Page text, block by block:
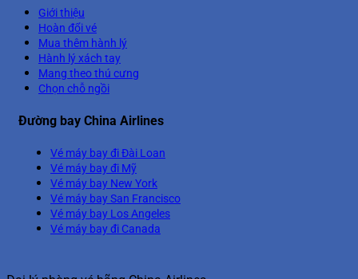
Giới thiệu
Hoàn đổi vé
Mua thêm hành lý
Hành lý xách tay
Mang theo thú cưng
Chọn chỗ ngồi
Đường bay China Airlines
Vé máy bay đi Đài Loan
Vé máy bay đi Mỹ
Vé máy bay New York
Vé máy bay San Francisco
Vé máy bay Los Angeles
Vé máy bay đi Canada